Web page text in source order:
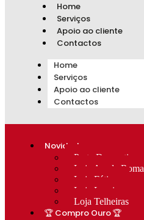
Home
Serviços
Apoio ao cliente
Contactos
Home
Serviços
Apoio ao cliente
Contactos
Novidades
Prata Decorativa
Loja Av. de Roma
Loja Fátima
Loja Lumiar
Loja Telheiras
🏆 Compro Ouro 🏆